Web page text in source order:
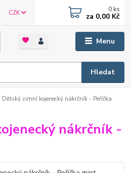
Menu
CZK
Hledat
0 ks
za 0,00 Kč
Dětský zimní kojenecký nákrčník - Peříčka
nákrčník -